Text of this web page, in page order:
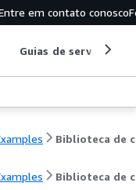
em contato conosco
Guias de serviço
Biblioteca de